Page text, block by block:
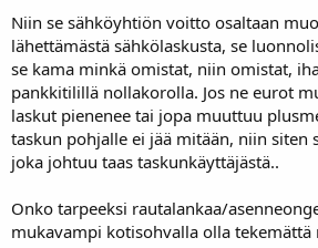
Niin se sähköyhtiön voitto osaltaan
lähettämästä sähkölaskusta, se
se kama minkä omistat, niin omistat,
pankkitilillä nollakorolla. Jos ne eurot
laskut pienenee tai jopa muuttuu
taskun pohjalle ei jää mitään, niin siten
joka johtuu taas taskunkäyttäjästä..
Onko tarpeeksi rautalankaa/
mukavampi kotisohvalla olla tekemättä